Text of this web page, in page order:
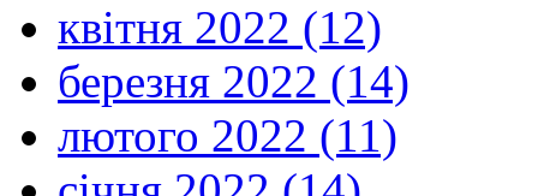
квітня 2022 (12)
березня 2022 (14)
лютого 2022 (11)